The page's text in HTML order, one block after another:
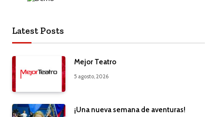
Latest Posts
Mejor Teatro
5 agosto, 2026
¡Una nueva semana de aventuras!